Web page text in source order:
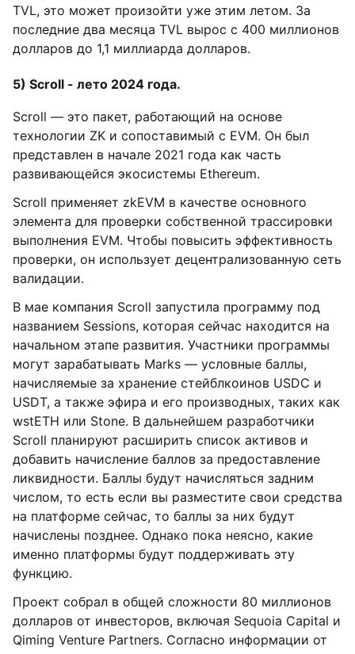
TVL, это может произойти уже этим летом. За
последние два месяца TVL вырос с 400 миллионов
долларов до 1,1 миллиарда долларов.
5) Scroll - лето 2024 года.
Scroll — это пакет, работающий на основе
технологии ZK и сопоставимый с EVM. Он был
представлен в начале 2021 года как часть
развивающейся экосистемы Ethereum.
Scroll применяет zkEVM в качестве основного
элемента для проверки собственной трассировки
выполнения EVM. Чтобы повысить эффективность
проверки, он использует децентрализованную сеть
валидации.
В мае компания Scroll запустила программу под
названием Sessions, которая сейчас находится на
начальном этапе развития. Участники программы
могут зарабатывать Marks — условные баллы,
начисляемые за хранение стейблкоинов USDC и
USDT, а также эфира и его производных, таких как
wstETH или Stone. В дальнейшем разработчики
Scroll планируют расширить список активов и
добавить начисление баллов за предоставление
ликвидности. Баллы будут начисляться задним
числом, то есть если вы разместите свои средства
на платформе сейчас, то баллы за них будут
начислены позднее. Однако пока неясно, какие
именно платформы будут поддерживать эту
функцию.
Проект собрал в общей сложности 80 миллионов
долларов от инвесторов, включая Sequoia Capital и
Qiming Venture Partners. Согласно информации от